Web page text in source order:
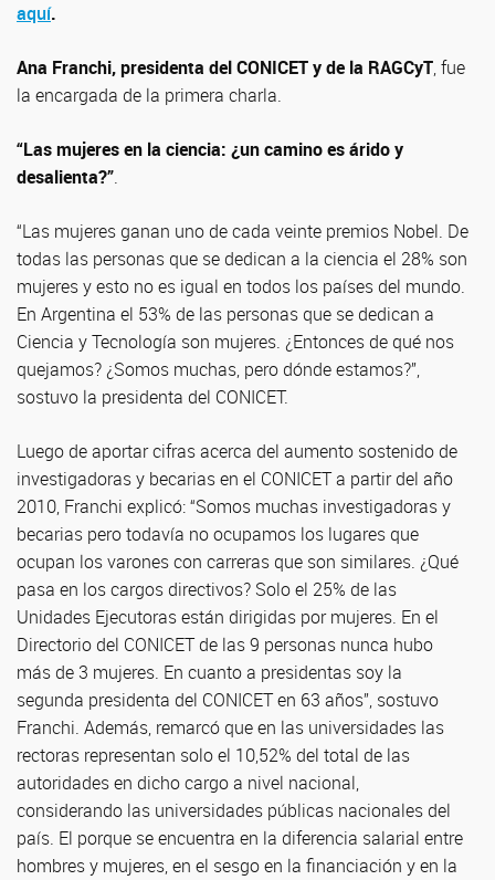
aquí.
Ana Franchi, presidenta del CONICET y de la RAGCyT, fue
la encargada de la primera charla.
“Las mujeres en la ciencia: ¿un camino es árido y
desalienta?”.
“Las mujeres ganan uno de cada veinte premios Nobel. De
todas las personas que se dedican a la ciencia el 28% son
mujeres y esto no es igual en todos los países del mundo.
En Argentina el 53% de las personas que se dedican a
Ciencia y Tecnología son mujeres. ¿Entonces de qué nos
quejamos? ¿Somos muchas, pero dónde estamos?”,
sostuvo la presidenta del CONICET.
Luego de aportar cifras acerca del aumento sostenido de
investigadoras y becarias en el CONICET a partir del año
2010, Franchi explicó: “Somos muchas investigadoras y
becarias pero todavía no ocupamos los lugares que
ocupan los varones con carreras que son similares. ¿Qué
pasa en los cargos directivos? Solo el 25% de las
Unidades Ejecutoras están dirigidas por mujeres. En el
Directorio del CONICET de las 9 personas nunca hubo
más de 3 mujeres. En cuanto a presidentas soy la
segunda presidenta del CONICET en 63 años”, sostuvo
Franchi. Además, remarcó que en las universidades las
rectoras representan solo el 10,52% del total de las
autoridades en dicho cargo a nivel nacional,
considerando las universidades públicas nacionales del
país. El porque se encuentra en la diferencia salarial entre
hombres y mujeres, en el sesgo en la financiación y en la